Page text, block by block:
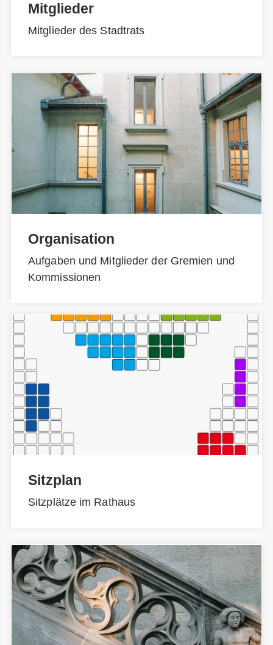
Mitglieder
Mitglieder des Stadtrats
Organisation
Aufgaben und Mitglieder der Gremien und
Kommissionen
Sitzplan
Sitzplätze im Rathaus